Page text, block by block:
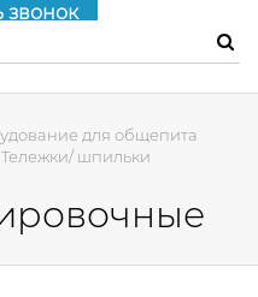
звонок
для общепита
Тележки/ шпильки